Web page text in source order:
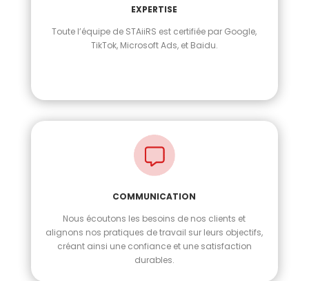
EXPERTISE
Toute l’équipe de STAiiRS est certifiée par Google,
TikTok, Microsoft Ads, et Baidu.
COMMUNICATION
Nous écoutons les besoins de nos clients et
alignons nos pratiques de travail sur leurs objectifs,
créant ainsi une confiance et une satisfaction
durables.